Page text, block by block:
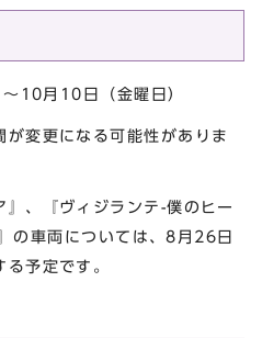
10月10日（金曜日）
変更になる可能性がありま
、『ヴィジランテ-僕のヒー
の車両については、8月26日
る予定です。